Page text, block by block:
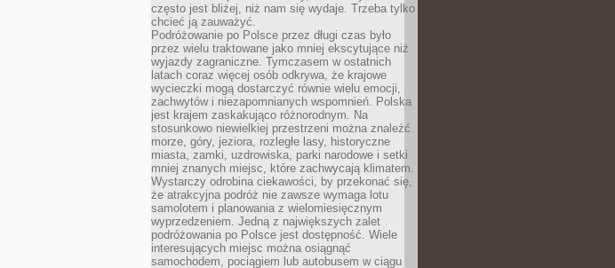
często jest bliżej, niż nam się wydaje. Trzeba tylko
chcieć ją zauważyć.
Podróżowanie po Polsce przez długi czas było
przez wielu traktowane jako mniej ekscytujące niż
wyjazdy zagraniczne. Tymczasem w ostatnich
latach coraz więcej osób odkrywa, że krajowe
wycieczki mogą dostarczyć równie wielu emocji,
zachwytów i niezapomnianych wspomnień. Polska
jest krajem zaskakująco różnorodnym. Na
stosunkowo niewielkiej przestrzeni można znaleźć
morze, góry, jeziora, rozległe lasy, historyczne
miasta, zamki, uzdrowiska, parki narodowe i setki
mniej znanych miejsc, które zachwycają klimatem.
Wystarczy odrobina ciekawości, by przekonać się,
że atrakcyjna podróż nie zawsze wymaga lotu
samolotem i planowania z wielomiesięcznym
wyprzedzeniem. Jedną z największych zalet
podróżowania po Polsce jest dostępność. Wiele
interesujących miejsc można osiągnąć
samochodem, pociągiem lub autobusem w ciągu